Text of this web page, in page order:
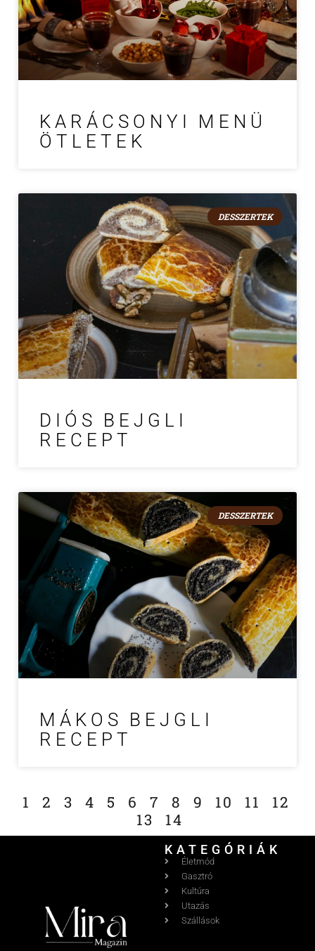
KARÁCSONYI MENÜ
ÖTLETEK
DESSZERTEK
DIÓS BEJGLI
RECEPT
DESSZERTEK
MÁKOS BEJGLI
RECEPT
1 2 3 4 5 6 7 8 9 10 11
12
13
14
KATEGÓRIÁK
Életmód
Gasztró
Kultúra
Utazás
Szállások